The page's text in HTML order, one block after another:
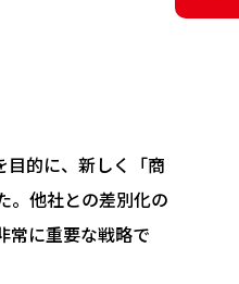
的に、新しく「商
。他社との差別化の
常に重要な戦略で